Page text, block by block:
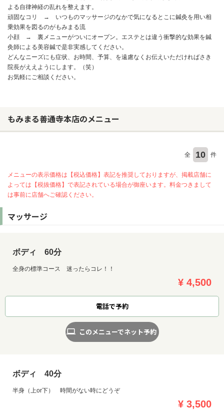
よる自律神経の乱れを整えます。
頑固なコリ → いつものマッサージのなかで気になるとこに鍼灸を用い相
乗効果を図るのがもみまる流
小顔 → 裏メニューがついにオープン。エステとは違う衝撃的な効果を鍼
灸師による美容鍼で是非実感してください。
どんなニーズにも症状、お時間、予算、を遠慮なくお伝えいただければさき
院長がええようにします。（笑）
お気軽にご相談ください。
もみまる善通寺本店のメニュー
全 10 件
メニューの表示価格は【税込価格】表記を推奨しておりますが、掲載店舗に
よっては【税抜価格】で表記されている場合が御座います。料金つきまして
は事前に店舗へご確認ください。
マッサージ
ボディ 60分
全身の標準コース 迷ったらコレ！！
¥ 4,500
電話で予約
このメニューでネット予約
ボディ 40分
半身（上or下） 時間がない時にどうぞ
¥ 3,500